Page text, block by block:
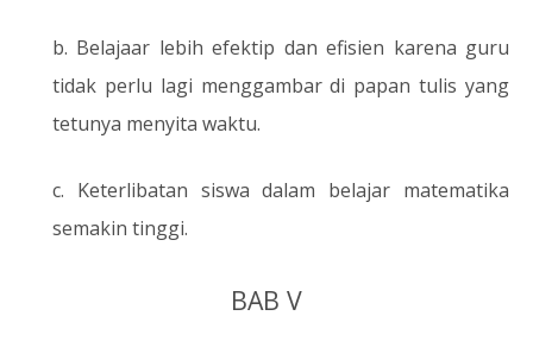
b. Belajaar lebih efektip dan efisien karena guru
tidak perlu lagi menggambar di papan tulis yang
tetunya menyita waktu.
c. Keterlibatan siswa dalam belajar matematika
semakin tinggi.
BAB V